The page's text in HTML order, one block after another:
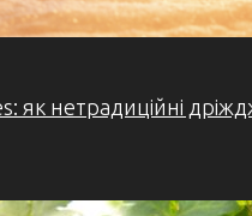
як нетрадиційні